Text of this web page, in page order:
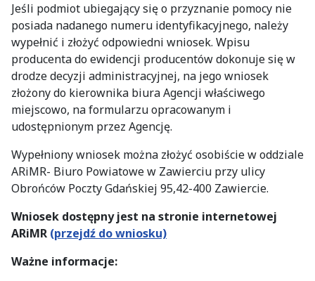
Jeśli podmiot ubiegający się o przyznanie pomocy nie
posiada nadanego numeru identyfikacyjnego, należy
wypełnić i złożyć odpowiedni wniosek. Wpisu
producenta do ewidencji producentów dokonuje się w
drodze decyzji administracyjnej, na jego wniosek
złożony do kierownika biura Agencji właściwego
miejscowo, na formularzu opracowanym i
udostępnionym przez Agencję.
Wypełniony wniosek można złożyć osobiście w oddziale
ARiMR- Biuro Powiatowe w Zawierciu przy ulicy
Obrońców Poczty Gdańskiej 95,42-400 Zawiercie.
Wniosek dostępny jest na stronie internetowej
ARiMR (przejdź do wniosku)
Ważne informacje: